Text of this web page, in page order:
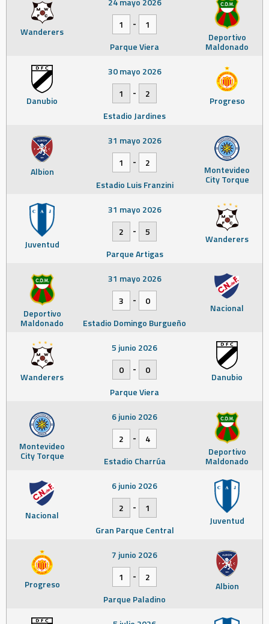
Wanderers Deportivo
Maldonado
1
-
1
Parque Viera
Danubio Progreso
30 mayo 2026
1
-
2
Estadio Jardines
Albion Montevideo
City Torque
31 mayo 2026
1
-
2
Estadio Luis Franzini
Juventud Wanderers
31 mayo 2026
2
-
5
Parque Artigas
Deportivo
Maldonado
Nacional
31 mayo 2026
3
-
0
Estadio Domingo Burgueño
Wanderers Danubio
5 junio 2026
0
-
0
Parque Viera
Montevideo
City Torque Deportivo
Maldonado
6 junio 2026
2
-
4
Estadio Charrúa
Nacional Juventud
6 junio 2026
2
-
1
Gran Parque Central
Progreso Albion
7 junio 2026
1
-
2
Parque Paladino